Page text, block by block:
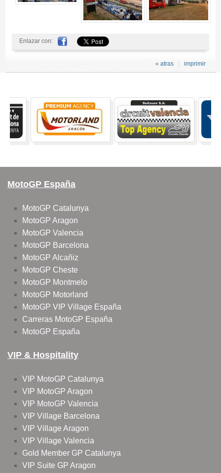
Enlazar con:
imprimir
« atras
MotoGP España
MotoGP Catalunya
MotoGP Aragon
MotoGP Valencia
MotoGP Barcelona
MotoGP Alcañiz
MotoGP Cheste
MotoGP Montmelo
MotoGP Motorland
MotoGP VIP Village España
Carreras MotoGP España
MotoGP España
VIP & Hospitality
VIP MotoGP Catalunya
VIP MotoGP Aragon
VIP MotoGP Valencia
VIP Village Barcelona
VIP Village Aragon
VIP Village Valencia
Gold Member GP Catalunya
VIP Suite GP Aragon